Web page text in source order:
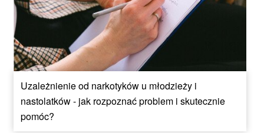
Uzależnienie od narkotyków u młodzieży i
nastolatków - jak rozpoznać problem i skutecznie
pomóc?